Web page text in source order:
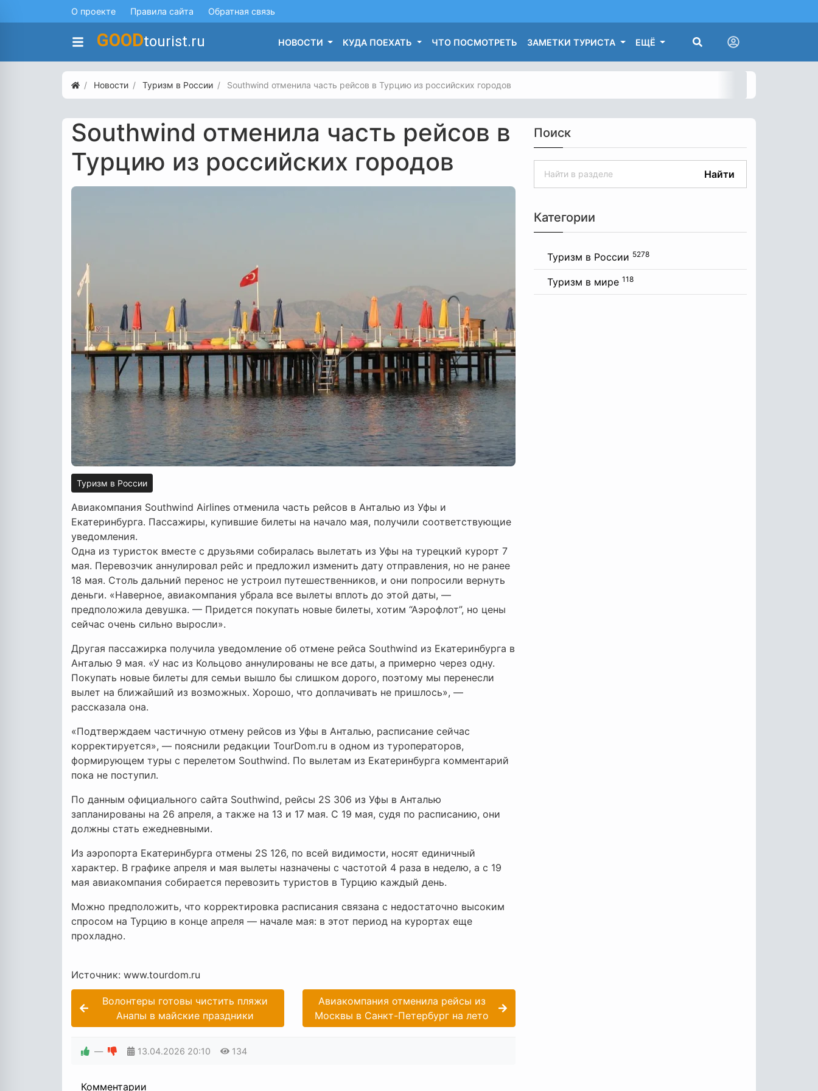
О проекте Правила сайта Обратная связь
GOODtourist.ru НОВОСТИ КУДА ПОЕХАТЬ ЧТО ПОСМОТРЕТЬ ЗАМЕТКИ ТУРИСТА ЕЩЁ
Новости Туризм в России Southwind отменила часть рейсов в Турцию из российских городов
Southwind отменила часть рейсов в
Турцию из российских городов
Туризм в России
Авиакомпания Southwind Airlines отменила часть рейсов в Анталью из Уфы и
Екатеринбурга. Пассажиры, купившие билеты на начало мая, получили соответствующие
уведомления.
Одна из туристок вместе с друзьями собиралась вылетать из Уфы на турецкий курорт 7
мая. Перевозчик аннулировал рейс и предложил изменить дату отправления, но не ранее
18 мая. Столь дальний перенос не устроил путешественников, и они попросили вернуть
деньги. «Наверное, авиакомпания убрала все вылеты вплоть до этой даты, —
предположила девушка. — Придется покупать новые билеты, хотим “Аэрофлот”, но цены
сейчас очень сильно выросли».
Другая пассажирка получила уведомление об отмене рейса Southwind из Екатеринбурга в
Анталью 9 мая. «У нас из Кольцово аннулированы не все даты, а примерно через одну.
Покупать новые билеты для семьи вышло бы слишком дорого, поэтому мы перенесли
вылет на ближайший из возможных. Хорошо, что доплачивать не пришлось», —
рассказала она.
«Подтверждаем частичную отмену рейсов из Уфы в Анталью, расписание сейчас
корректируется», — пояснили редакции TourDom.ru в одном из туроператоров,
формирующем туры с перелетом Southwind. По вылетам из Екатеринбурга комментарий
пока не поступил.
По данным официального сайта Southwind, рейсы 2S 306 из Уфы в Анталью
запланированы на 26 апреля, а также на 13 и 17 мая. С 19 мая, судя по расписанию, они
должны стать ежедневными.
Из аэропорта Екатеринбурга отмены 2S 126, по всей видимости, носят единичный
характер. В графике апреля и мая вылеты назначены с частотой 4 раза в неделю, а с 19
мая авиакомпания собирается перевозить туристов в Турцию каждый день.
Можно предположить, что корректировка расписания связана с недостаточно высоким
спросом на Турцию в конце апреля — начале мая: в этот период на курортах еще
прохладно.
Источник: www.tourdom.ru
Волонтеры готовы чистить пляжи
Анапы в майские праздники
Авиакомпания отменила рейсы из
Москвы в Санкт-Петербург на лето
— 13.04.2026 20:10 134
Комментарии
Поиск
Найти
Категории
Туризм в России 5278
Туризм в мире 118